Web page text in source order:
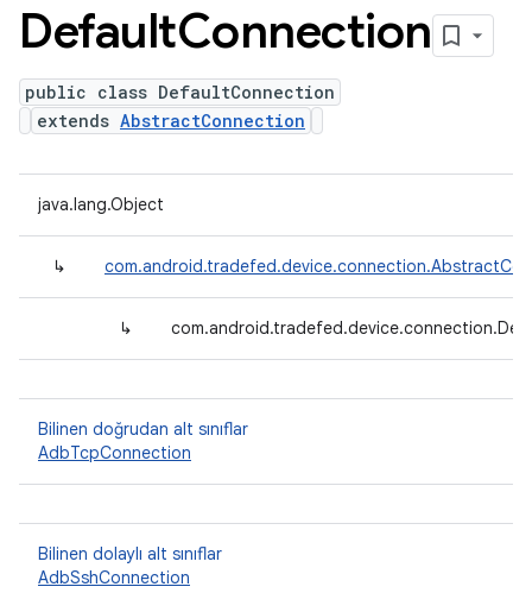
DefaultConnection
public class DefaultConnection
extends AbstractConnection
java.lang.Object
↳
↳
Bilinen doğrudan alt sınıflar
AdbTcpConnection
Bilinen dolaylı alt sınıflar
AdbSshConnection